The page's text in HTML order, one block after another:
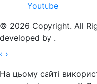
Youtube
© 2026 Copyright. All
developed by .
‹ ›
На цьому сайті